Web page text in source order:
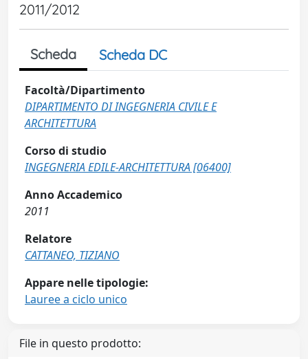
2011/2012
Scheda Scheda DC
Facoltà/Dipartimento
DIPARTIMENTO DI INGEGNERIA CIVILE E
ARCHITETTURA
Corso di studio
INGEGNERIA EDILE-ARCHITETTURA [06400]
Anno Accademico
2011
Relatore
CATTANEO, TIZIANO
Appare nelle tipologie:
Lauree a ciclo unico
File in questo prodotto: